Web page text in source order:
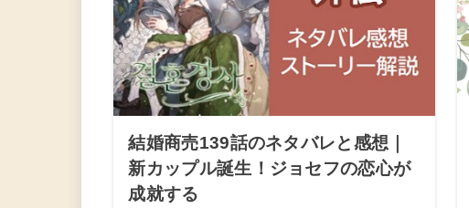
結婚商売139話のネタバレと感想｜
新カップル誕生！ジョセフの恋心が
成就する